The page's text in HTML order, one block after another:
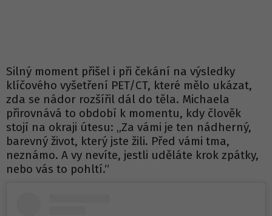
Silný moment přišel i při čekání na výsledky
klíčového vyšetření PET/CT, které mělo ukázat,
zda se nádor rozšířil dál do těla. Michaela
přirovnává to období k momentu, kdy člověk
stojí na okraji útesu: „Za vámi je ten nádherný,
barevný život, který jste žili. Před vámi tma,
neznámo. A vy nevíte, jestli uděláte krok zpátky,
nebo vás to pohltí.“